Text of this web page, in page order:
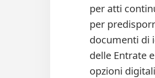
per atti
per
documenti di
delle Entrate
opzioni